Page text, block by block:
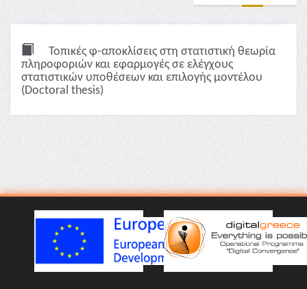
Τοπικές φ-αποκλίσεις στη στατιστική θεωρία
πληροφοριών και εφαρμογές σε ελέγχους
στατιστικών υποθέσεων και επιλογής μοντέλου
(Doctoral thesis)